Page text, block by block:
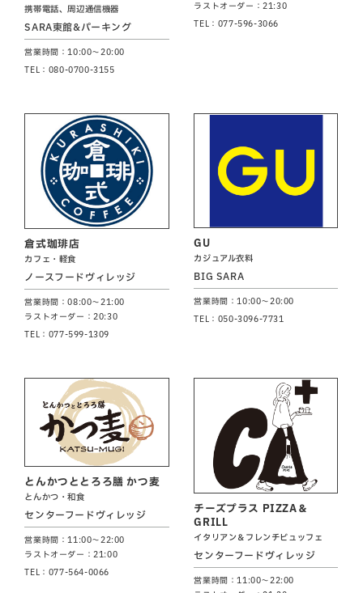
携帯電話、周辺通信機器
SARA東館&パーキング
営業時間：10:00～20:00
TEL：080-0700-3155
ラストオーダー：21:30
TEL：077-596-3066
倉式珈琲店
カフェ・軽食
ノースフードヴィレッジ
営業時間：08:00～21:00
ラストオーダー：20:30
TEL：077-599-1309
GU
カジュアル衣料
BIG SARA
営業時間：10:00～20:00
TEL：050-3096-7731
とんかつととろろ膳 かつ麦
とんかつ・和食
センターフードヴィレッジ
営業時間：11:00～22:00
ラストオーダー：21:00
TEL：077-564-0066
チーズプラス PIZZA＆
GRILL
イタリアン＆フレンチビュッフェ
センターフードヴィレッジ
営業時間：11:00～22:00